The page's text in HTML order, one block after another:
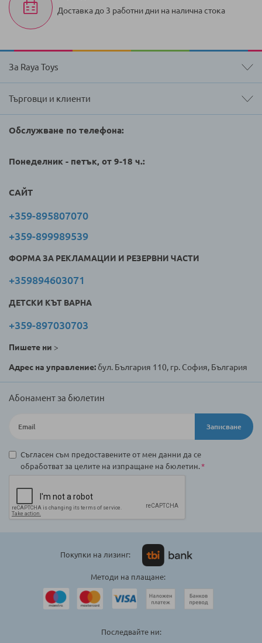
Доставка до 3 работни дни на налична стока
За Raya Toys
Търговци и клиенти
Обслужване по телефона:
Понеделник - петък, от 9-18 ч.:
САЙТ
+359-895807070
+359-899989539
ФОРМА ЗА РЕКЛАМАЦИИ И РЕЗЕРВНИ ЧАСТИ
+359894603071
ДЕТСКИ КЪТ ВАРНА
+359-897030703
Пишете ни >
Адрес на управление:бул. България 110, гр. София, България
Абонамент за бюлетин
Записване
Съгласен съм предоставените от мен данни да се
обработват за целите на изпращане на бюлетин.
Покупки на лизинг:
Методи на плащане:
Последвайте ни: